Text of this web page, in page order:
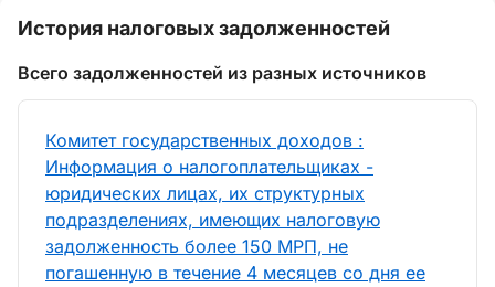
История налоговых задолженностей
Всего задолженностей из разных источников
Комитет государственных доходов :
Информация о налогоплательщиках -
юридических лицах, их структурных
подразделениях, имеющих налоговую
задолженность более 150 МРП, не
погашенную в течение 4 месяцев со дня ее